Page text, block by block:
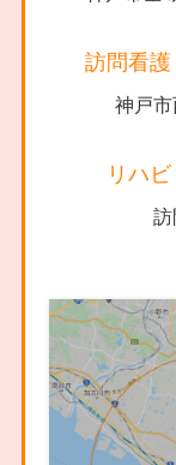
訪問看
神戸
リハ